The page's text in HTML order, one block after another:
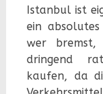
Istanbul ist
ein
wer
dringend
kaufen, da